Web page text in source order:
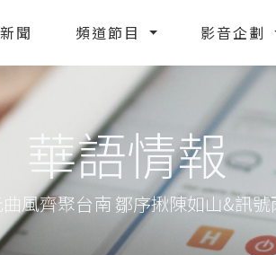
聞 頻道節目 影音企劃
華語情報
風齊聚台南 鄒序揪陳如山&訊